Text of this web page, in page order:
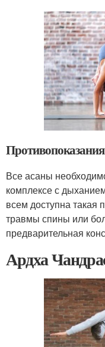
Противопоказания
Все асаны
комплексе с
всем доступна такая
травмы спины или
предварительная
Ардха